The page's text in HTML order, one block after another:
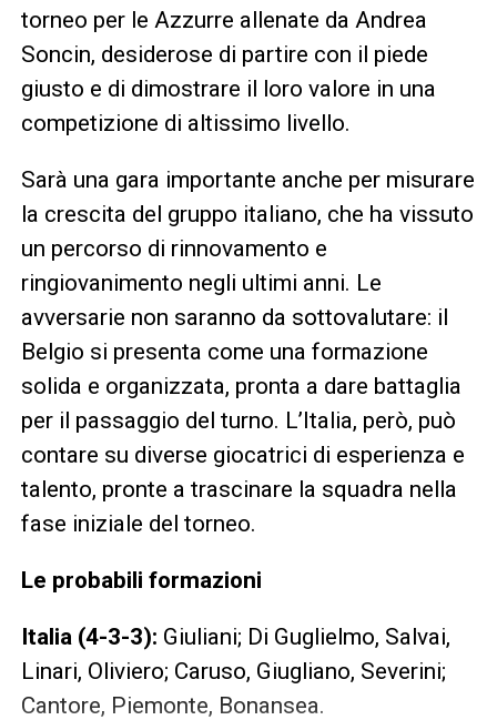
torneo per le Azzurre allenate da Andrea
Soncin, desiderose di partire con il piede
giusto e di dimostrare il loro valore in una
competizione di altissimo livello.
Sarà una gara importante anche per misurare
la crescita del gruppo italiano, che ha vissuto
un percorso di rinnovamento e
ringiovanimento negli ultimi anni. Le
avversarie non saranno da sottovalutare: il
Belgio si presenta come una formazione
solida e organizzata, pronta a dare battaglia
per il passaggio del turno. L’Italia, però, può
contare su diverse giocatrici di esperienza e
talento, pronte a trascinare la squadra nella
fase iniziale del torneo.
Le probabili formazioni
Italia (4-3-3): Giuliani; Di Guglielmo, Salvai,
Linari, Oliviero; Caruso, Giugliano, Severini;
Cantore, Piemonte, Bonansea.